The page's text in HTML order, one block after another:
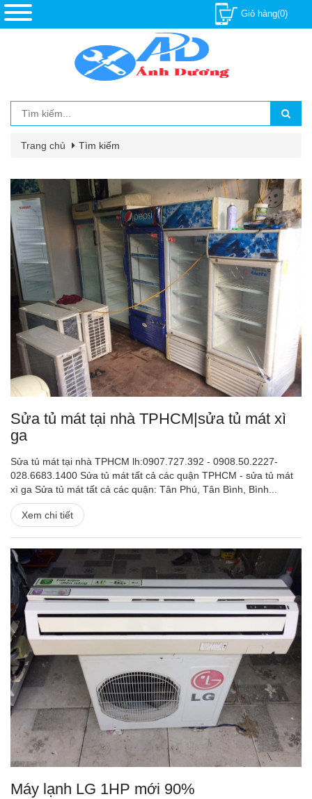
Giỏ hàng(0)
Trang chủ Tìm kiếm
Sửa tủ mát tại nhà TPHCM|sửa tủ mát xì
ga
Sửa tủ mát tại nhà TPHCM lh:0907.727.392 - 0908.50.2227-
028.6683.1400 Sửa tủ mát tất cả các quận TPHCM - sửa tủ mát
xì ga Sửa tủ mát tất cả các quận: Tân Phú, Tân Bình, Bình...
Xem chi tiết
Máy lạnh LG 1HP mới 90%